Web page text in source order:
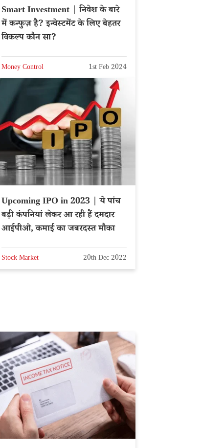
Smart Investment | निवेश के बारे
में कन्फुज़ है? इन्वेस्टमेंट के लिए बेहतर
विकल्प कौन सा?
Money Control 1st Feb 2024
Upcoming IPO in 2023 | ये पांच
बड़ी कंपनियां लेकर आ रही हैं दमदार
आईपीओ, कमाई का जबरदस्त मौका
Stock Market 20th Dec 2022